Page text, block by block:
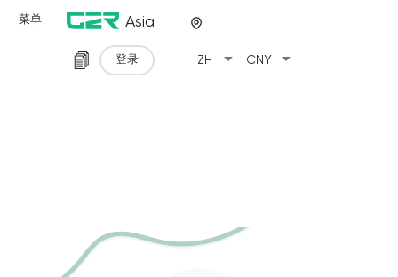
菜单 Asia
ZH arrow_drop_down CNY arrow_drop_down
登录